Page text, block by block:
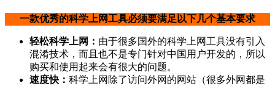
一款优秀的科学上网工具必须要满足以下几个基本要求
轻松科学上网： 由于很多国外的科学上网工具没有引入
混淆技术，而且也不是专门针对中国用户开发的，所以
购买和使用起来会有很大的问题。
速度快： 科学上网除了访问外网的网站（很多外网都是